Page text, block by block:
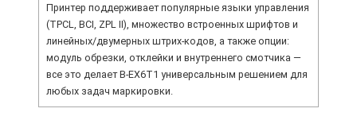
Принтер поддерживает популярные языки управления
(TPCL, BCI, ZPL II), множество встроенных шрифтов и
линейных/двумерных штрих‑кодов, а также опции:
модуль обрезки, отклейки и внутреннего смотчика —
все это делает B‑EX6T1 универсальным решением для
любых задач маркировки.